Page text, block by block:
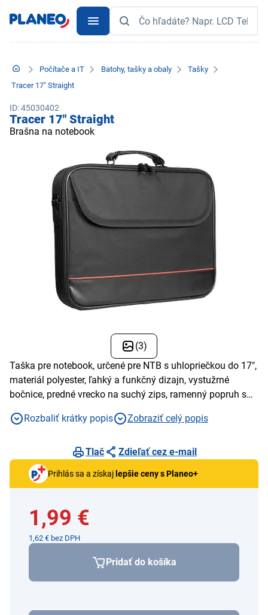
Počítače a IT Batohy, tašky a obaly
Tašky
Tracer 17" Straight
ID: 45030402
Tracer 17" Straight
Brašna na notebook
(3)
Taška pre notebook, určené pre NTB s uhlopriečkou do 17",
materiál polyester, ľahký a funkčný dizajn, vystužrné
bočnice, predné vrecko na suchý zips, ramenný popruh s
Rozbaliť krátky popis
Zobraziť celý popis
Tlač Zdieľať cez e-mail
Prihlás sa a získaj lepšie ceny s Planeo+
1,99 €
1,62 € bez DPH
Pridať do košíka